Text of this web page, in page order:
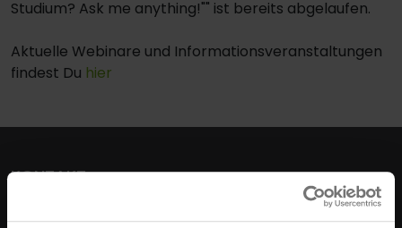
Studium? Ask me anything!"" ist bereits abgelaufen.
Aktuelle Webinare und Informationsveranstaltungen
findest Du hier
KONTAKT